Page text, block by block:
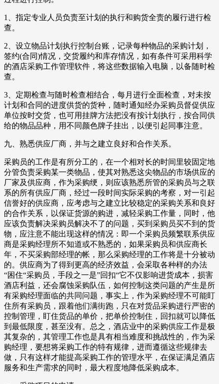
1、指定专业人员负责至计划的执行和购货全责的履行进行检
查。
2、设立物品计划执行控制台账，记录每种物品的采购计划，
签约(合同)情况，交货履约和库存情况，如有条件可采用科学
的酒店采购工作管理软件，将这些数据输入电脑，以备随时检
查。
3、定期检查与随时检查相结合，每月进行全面检查，对未按
计划和合同的进度供货的货种，随时通知经办采购员督促供应
单位按时交货，也可用挂牌方法把没有按计划执行，按合同供
给的物品品种，用不同颜色牌子挂出，以便引起同事注意。
九、熟悉供应厂商，并与之建立良好和合作关系。
采购员的工作是有所分工的，在一个相对长的时间里较固定地
分管负责采购某一类物品，使其对熟悉这尖物品的市场供应的
厂家及供应商，作为采购绠，则应该熟悉所管的采购员与之联
系的所有供应厂商，经过一段时间实际采购的考察，对一引起
信誉好的供应商，应考虑与之建立比较稳定的采购关系和良好
的合作关系，以保证货源的购进，减轻采购工作量，同时，他
应该负责解决采购员解决不了的问题，买到采购员买不到的货
物，应注意不能出现这样的情况：即一个采购员频繁联系供应
商是采购经理所不知道或不熟悉的，如果采购员和供应商长
年，不买采购部经理的帐，那么采购经理的工作将是十分被动
的。供应商为了得到更高的经济效益，会采取各种样的办法
“困住“采购员，手段之一是”回扣“它不仅影响进货成本，损害
酒店利益，还会腐蚀采购队伍，如何控制这类问题的产生是所
有采购经理面临的共同问题，事实上，作为采购经理不可能盯
住所有采购员，跟着他们满街跑，只在对货品采购进行严密的
控制管理，盯住货品的单价，把单价控制住，回扣就可以降低
到最低限度，甚至没有。总之，酒店业中的采购供应工作是极
其复杂的，其管理工作也是具有相当难度和挑战性的，作为采
购经理，要想将采购工作的特有规律，进而遵循这些规律去
做，只有这样才能提高采购工作的管理水平，在保证满足酒店
服务和生产需求的同时，最大程度地降低采购成本。